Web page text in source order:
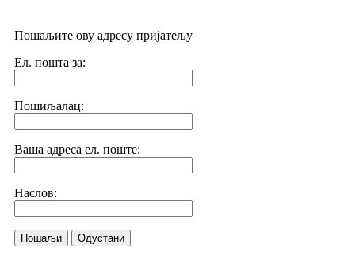
Пошаљите ову адресу пријатељу
Ел. пошта за:
Пошиљалац:
Ваша адреса ел. поште:
Наслов:
Пошаљи Одустани